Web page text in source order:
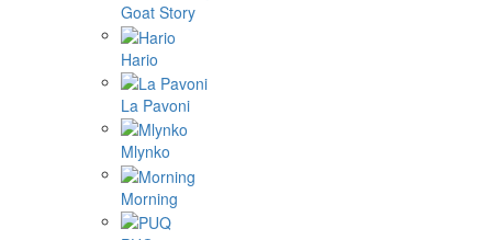
Goat Story
Hario
La Pavoni
Mlynko
Morning